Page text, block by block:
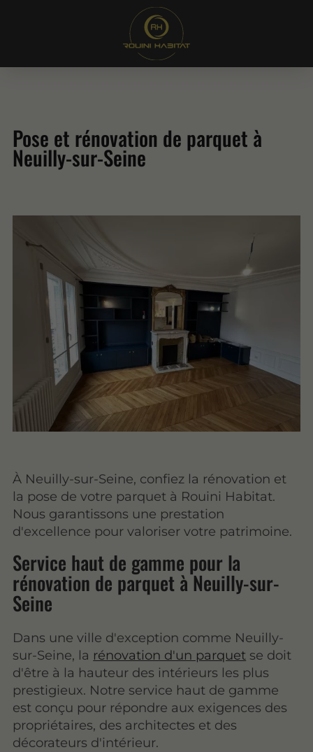
Pose et rénovation de parquet à
Neuilly-sur-Seine
À Neuilly-sur-Seine, confiez la rénovation et
la pose de votre parquet à Rouini Habitat.
Nous garantissons une prestation
d'excellence pour valoriser votre patrimoine.
Service haut de gamme pour la
rénovation de parquet à Neuilly-sur-
Seine
Dans une ville d'exception comme Neuilly-
sur-Seine, la rénovation d'un parquet se doit
d'être à la hauteur des intérieurs les plus
prestigieux. Notre service haut de gamme
est conçu pour répondre aux exigences des
propriétaires, des architectes et des
décorateurs d'intérieur.